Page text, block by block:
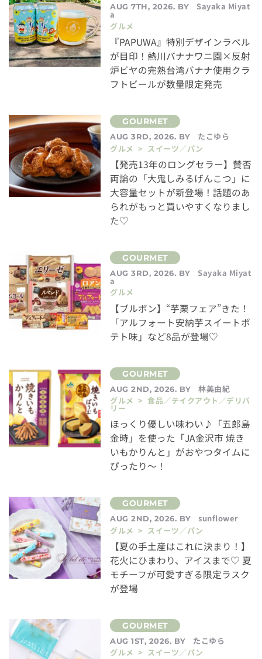
AUG 7TH, 2026. BY Sayaka Miyat
a
グルメ
『PAPUWA』特別デザインラベル
が目印！熱川バナナワニ園×反射
炉ビヤの完熟台湾バナナ使用クラ
フトビールが数量限定発売
AUG 3RD, 2026. BY
たこゆら
グルメ > スイーツ／パン
【発売13年のロングセラー】賛否
両論の「大鬼しみるげんこつ」に
大容量セットが新登場！話題のあ
られがもっと買いやすくなりまし
た♡
AUG 3RD, 2026. BY Sayaka Miyat
a
グルメ
【ブルボン】“芋栗フェア”きた！
「アルフォート安納芋スイートポ
テト味」など8品が登場♡
AUG 2ND, 2026. BY
林美由紀
グルメ > 食品／テイクアウト／デリバ
リー
ほっくり優しい味わい♪「五郎島
金時」を使った「JA金沢市 焼き
いもかりんと」がおやつタイムに
ぴったり～！
AUG 2ND, 2026. BY
sunflower
グルメ > スイーツ／パン
【夏の手土産はこれに決まり！】
花火にひまわり、アイスまで♡ 夏
モチーフが可愛すぎる限定ラスク
が登場
AUG 1ST, 2026. BY
たこゆら
グルメ > スイーツ／パン